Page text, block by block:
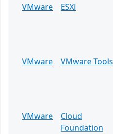
VMware
ESXi
VMware
VMware Tools
VMware
Cloud
Foundation